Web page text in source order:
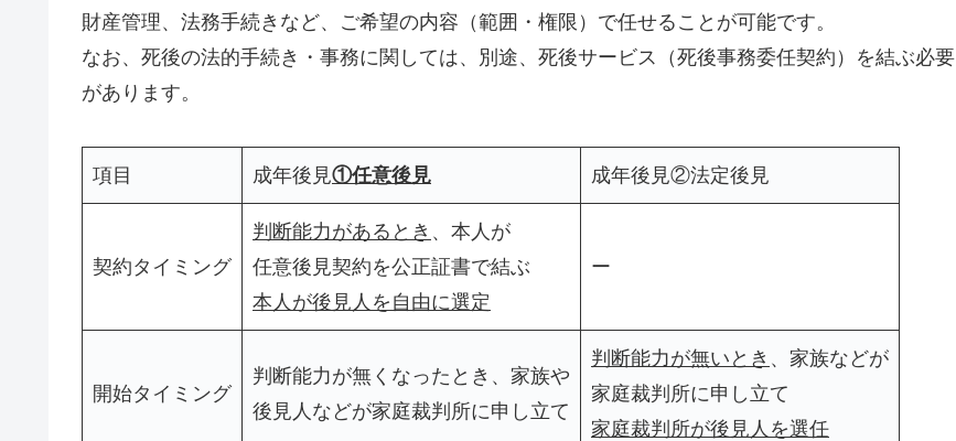
財産管理、法務手続きなど、ご希望の内容（範囲・権限）で任せることが可能です。
なお、死後の法的手続き・事務に関しては、別途、死後サービス（死後事務委任契約）を結ぶ必要
があります。
項目 成年後見①任意後見 成年後見②法定後見
契約タイミング
判断能力があるとき 、本人が
任意後見契約を公正証書で結ぶ
本人が後見人を自由に選定
ー
開始タイミング
判断能力が無くなったとき、家族や
後見人などが家庭裁判所に申し立て
判断能力が無いとき 、家族などが
家庭裁判所に申し立て
家庭裁判所が後見人を選任